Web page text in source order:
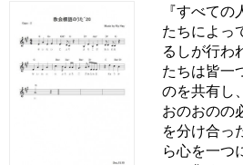
『すべて
たちによっ
るしが行わ
たちは皆一
のを共有し
おのおのの
を分け合っ
ら心を一つ